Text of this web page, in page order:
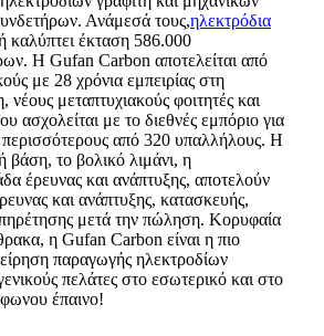
Ανάμεσά τους,ηλεκτρόδια
καλύπτει έκταση 586.000
Η Gufan Carbon αποτελείται από
με 28 χρόνια εμπειρίας στη
νέους μεταπτυχιακούς φοιτητές και
ασχολείται με το διεθνές εμπόριο για
περισσότερους από 320 υπαλλήλους. Η
βάση, το βολικό λιμάνι, η
έρευνας και ανάπτυξης, αποτελούν
και ανάπτυξης, κατασκευής,
μετά την πώληση. Κορυφαία
η Gufan Carbon είναι η πιο
παραγωγής ηλεκτροδίων
πελάτες στο εσωτερικό και στο
έπαινο!